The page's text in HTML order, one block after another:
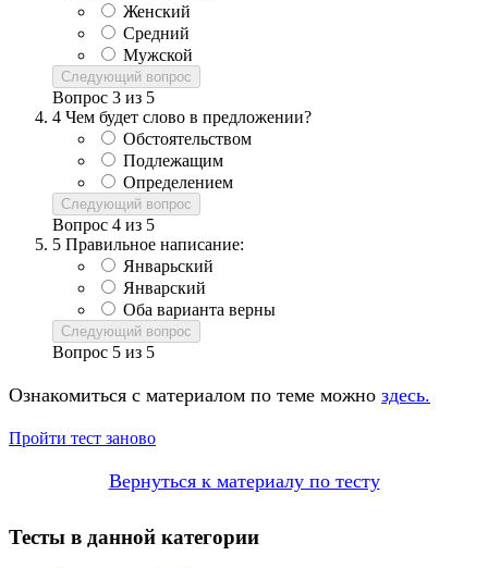
Женский
Средний
Мужской
Следующий вопрос
Вопрос 3 из 5
4 Чем будет слово в предложении?
Обстоятельством
Подлежащим
Определением
Следующий вопрос
Вопрос 4 из 5
5 Правильное написание:
Январьский
Январский
Оба варианта верны
Следующий вопрос
Вопрос 5 из 5
Ознакомиться с материалом по теме можно здесь.
Пройти тест заново
Вернуться к материалу по тесту
Тесты в данной категории